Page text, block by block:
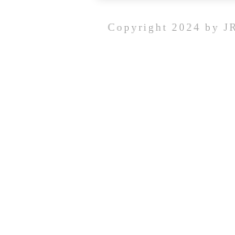
Copyright 2024 by